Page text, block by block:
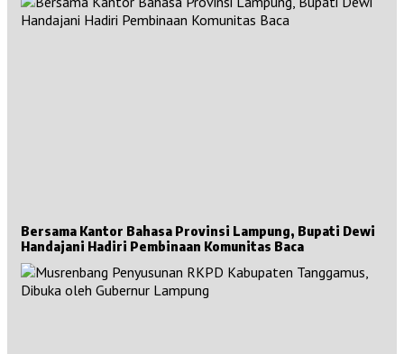
Bersama Kantor Bahasa Provinsi Lampung, Bupati Dewi
Handajani Hadiri Pembinaan Komunitas Baca